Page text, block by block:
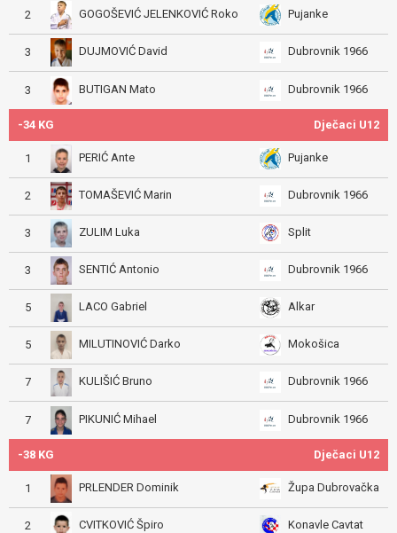
2 GOGOŠEVIĆ JELENKOVIĆ Roko Pujanke
3 DUJMOVIĆ David Dubrovnik 1966
3 BUTIGAN Mato Dubrovnik 1966
-34 KG Dječaci U12
1 PERIĆ Ante Pujanke
2 TOMAŠEVIĆ Marin Dubrovnik 1966
3 ZULIM Luka Split
3 SENTIĆ Antonio Dubrovnik 1966
5 LACO Gabriel Alkar
5 MILUTINOVIĆ Darko Mokošica
7 KULIŠIĆ Bruno Dubrovnik 1966
7 PIKUNIĆ Mihael Dubrovnik 1966
-38 KG Dječaci U12
1 PRLENDER Dominik Župa Dubrovačka
2 CVITKOVIĆ Špiro Konavle Cavtat